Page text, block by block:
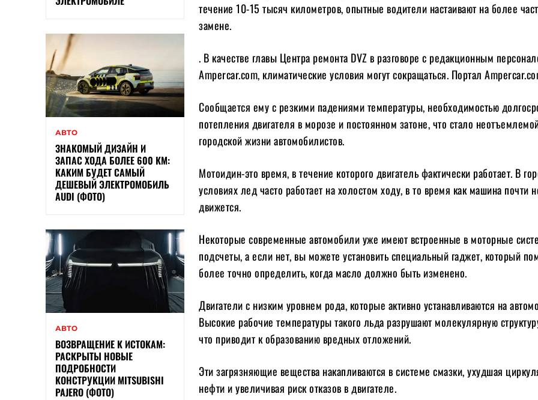
АВТО
ЗНАКОМЫЙ ДИЗАЙН И
ЗАПАС ХОДА БОЛЕЕ 600 КМ:
КАКИМ БУДЕТ САМЫЙ
ДЕШЕВЫЙ ЭЛЕКТРОМОБИЛЬ
AUDI (ФОТО)
АВТО
ВОЗВРАЩЕНИЕ К ИСТОКАМ:
РАСКРЫТЫ НОВЫЕ
ПОДРОБНОСТИ
КОНСТРУКЦИИ MITSUBISHI
PAJERO (ФОТО)
течение 10-15 тысяч километров, опытные водители настаивают на более
замене.
. В качестве главы Центра ремонта DVZ в разговоре с редакционным
Ampercar.com, климатические условия могут сокращаться. Портал
Сообщается ему с резкими падениями температуры, необходимостью
потепления двигателя в морозе и постоянном затоне, что стало
городской жизни автомобилистов.
Мотоидин-это время, в течение которого двигатель фактически работает. В
условиях лед часто работает на холостом ходу, в то время как машина почти
движется.
Некоторые современные автомобили уже имеют встроенные в моторные
подсчеты, а если нет, вы можете установить специальный гаджет, который
более точно определить, когда масло должно быть изменено.
Двигатели с низким уровнем рода, которые активно устанавливаются на
Высокие рабочие температуры такого льда разрушают молекулярную
что приводит к образованию вредных отложений.
Эти загрязняющие вещества накапливаются в системе смазки, ухудшая
нефти и увеличивая риск отказов в двигателе.